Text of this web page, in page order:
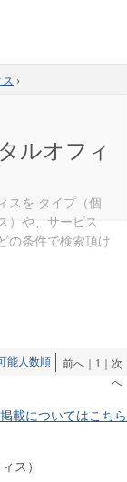
ス ›
ルオフィ
スを タイプ（個
）や、サービス
の条件で検索頂け
能人数順
前へ 1
次
へ
載についてはこちら
ス）